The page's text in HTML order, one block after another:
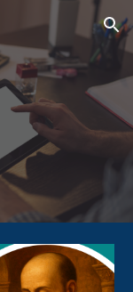
Skip to navigation